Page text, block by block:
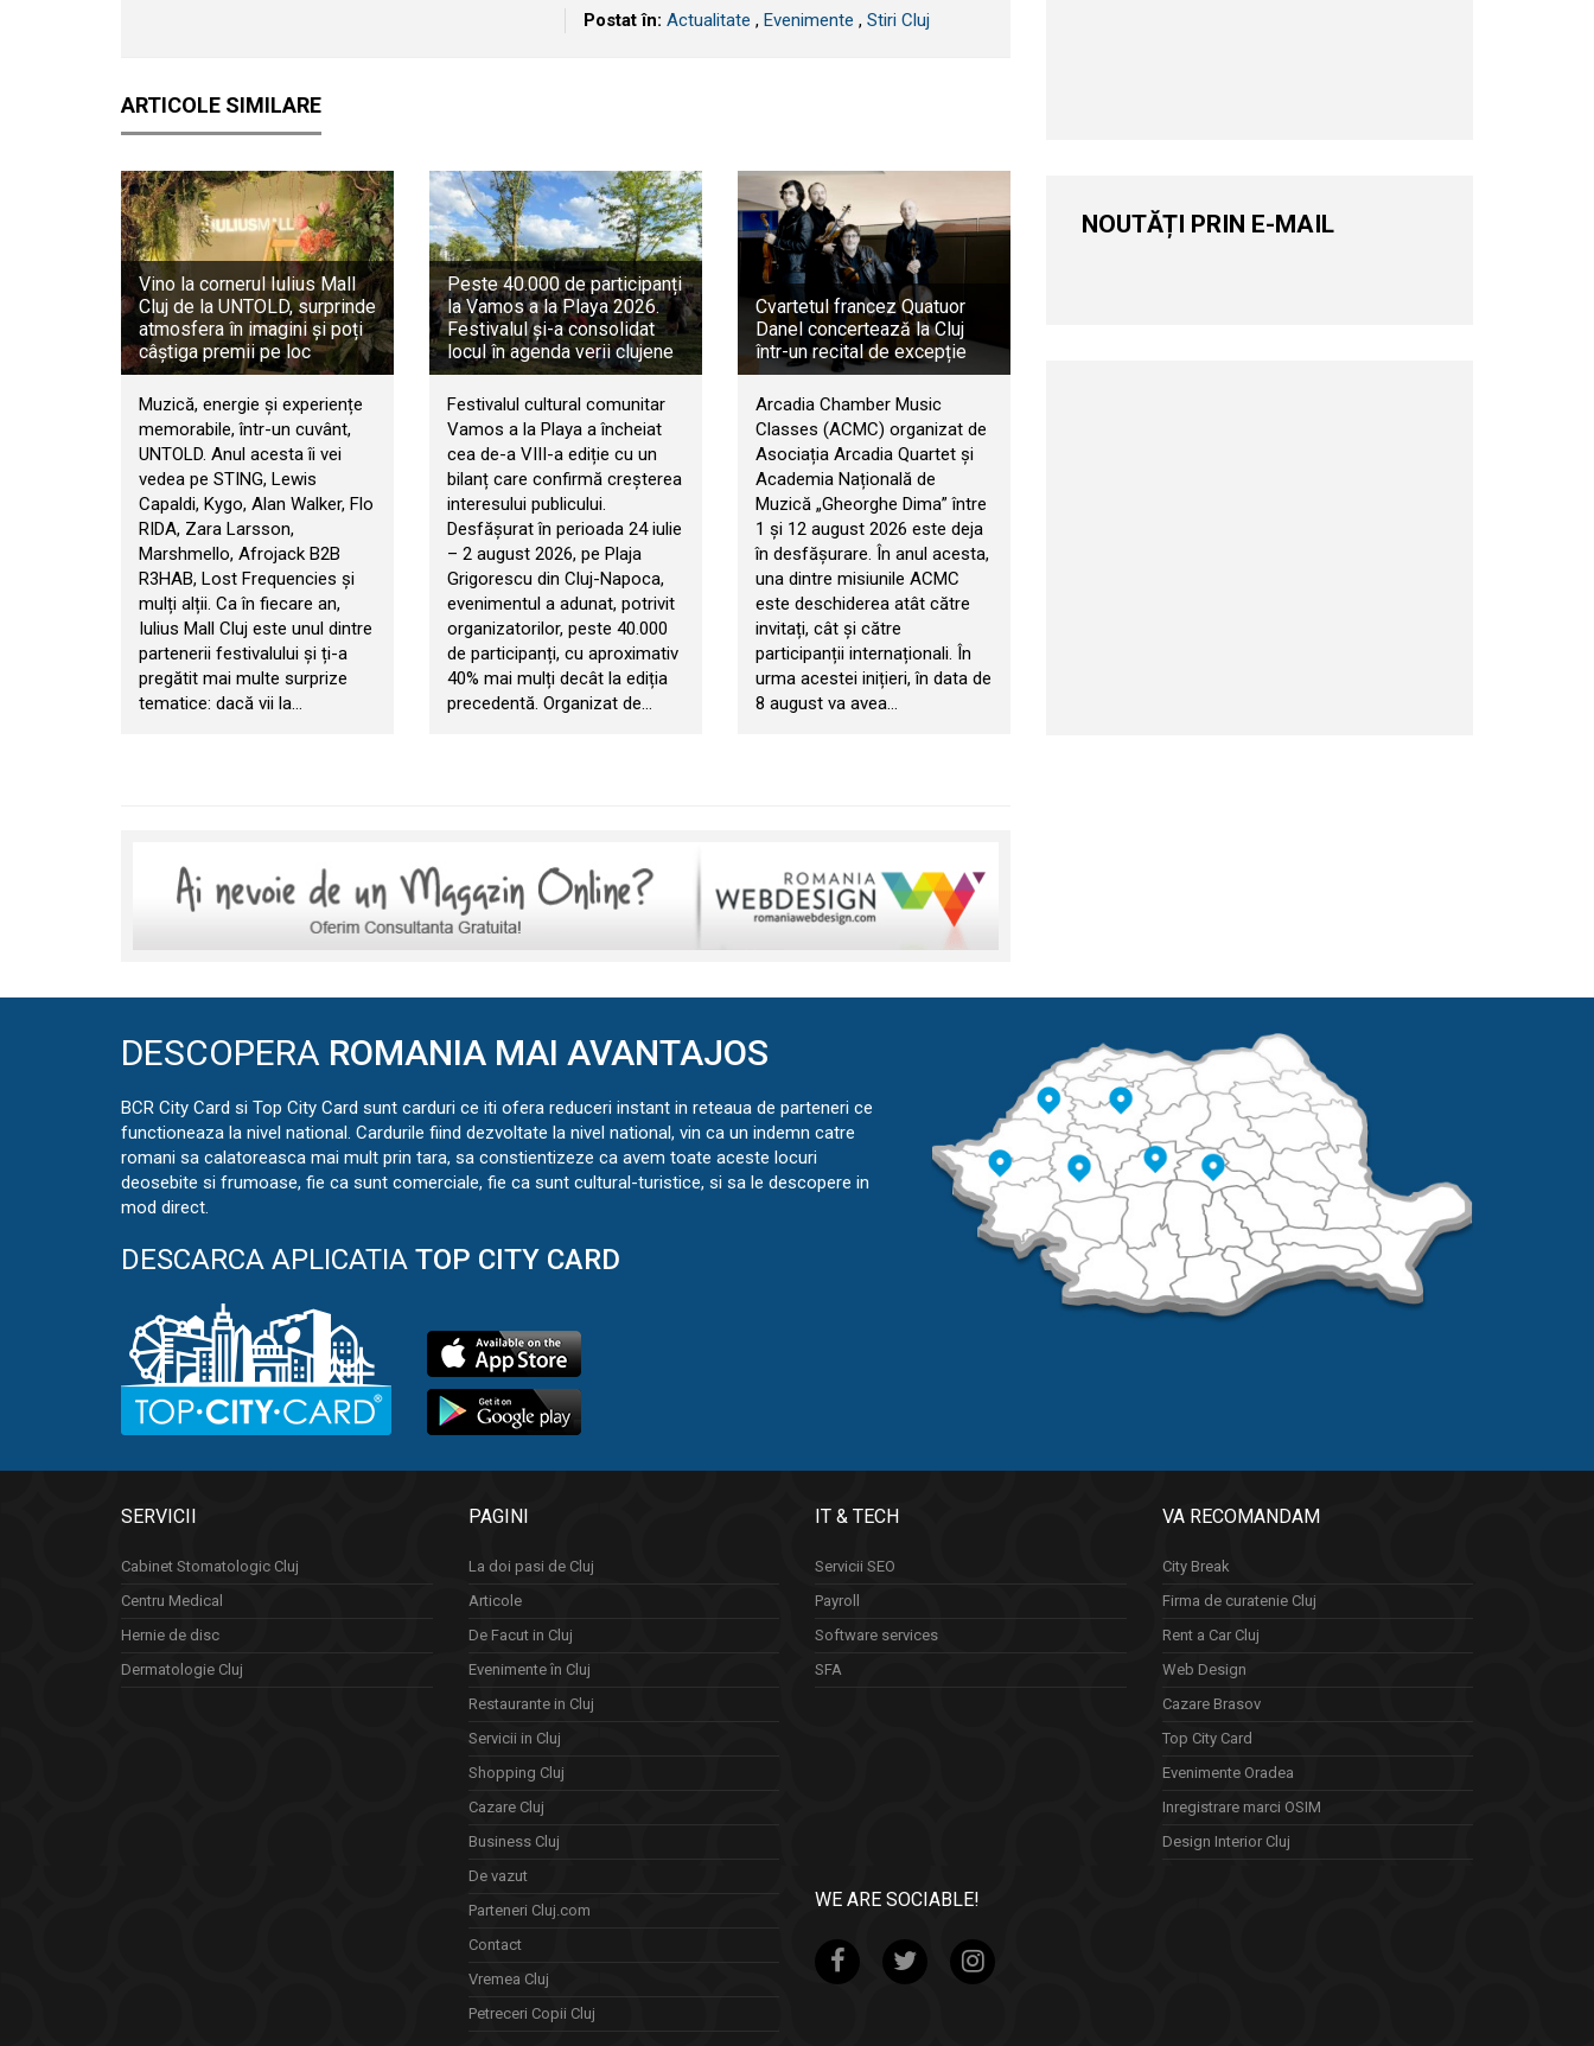
Postat în: Actualitate , Evenimente , Stiri Cluj
ARTICOLE SIMILARE
Vino la cornerul Iulius Mall
Cluj de la UNTOLD, surprinde
atmosfera în imagini și poți
câștiga premii pe loc
Muzică, energie și experiențe
memorabile, într-un cuvânt,
UNTOLD. Anul acesta îi vei
vedea pe STING, Lewis
Capaldi, Kygo, Alan Walker, Flo
RIDA, Zara Larsson,
Marshmello, Afrojack B2B
R3HAB, Lost Frequencies și
mulți alții. Ca în fiecare an,
Iulius Mall Cluj este unul dintre
partenerii festivalului și ți-a
pregătit mai multe surprize
tematice: dacă vii la…
Peste 40.000 de participanți
la Vamos a la Playa 2026.
Festivalul și-a consolidat
locul în agenda verii clujene
Festivalul cultural comunitar
Vamos a la Playa a încheiat
cea de-a VIII-a ediție cu un
bilanț care confirmă creșterea
interesului publicului.
Desfășurat în perioada 24 iulie
– 2 august 2026, pe Plaja
Grigorescu din Cluj-Napoca,
evenimentul a adunat, potrivit
organizatorilor, peste 40.000
de participanți, cu aproximativ
40% mai mulți decât la ediția
precedentă. Organizat de…
Cvartetul francez Quatuor
Danel concertează la Cluj
într-un recital de excepție
Arcadia Chamber Music
Classes (ACMC) organizat de
Asociația Arcadia Quartet și
Academia Națională de
Muzică „Gheorghe Dima” între
1 și 12 august 2026 este deja
în desfășurare. În anul acesta,
una dintre misiunile ACMC
este deschiderea atât către
invitați, cât și către
participanții internaționali. În
urma acestei inițieri, în data de
8 august va avea…
NOUTĂȚI PRIN E-MAIL
DESCOPERA ROMANIA MAI AVANTAJOS
BCR City Card si Top City Card sunt carduri ce iti ofera reduceri instant in reteaua de parteneri ce
functioneaza la nivel national. Cardurile fiind dezvoltate la nivel national, vin ca un indemn catre
romani sa calatoreasca mai mult prin tara, sa constientizeze ca avem toate aceste locuri
deosebite si frumoase, fie ca sunt comerciale, fie ca sunt cultural-turistice, si sa le descopere in
mod direct.
DESCARCA APLICATIA TOP CITY CARD
SERVICII
Cabinet Stomatologic Cluj
Centru Medical
Hernie de disc
Dermatologie Cluj
PAGINI
La doi pasi de Cluj
Articole
De Facut in Cluj
Evenimente în Cluj
Restaurante in Cluj
Servicii in Cluj
Shopping Cluj
Cazare Cluj
Business Cluj
De vazut
Parteneri Cluj.com
Contact
Vremea Cluj
Petreceri Copii Cluj
IT & TECH
Servicii SEO
Payroll
Software services
SFA
VA RECOMANDAM
City Break
Firma de curatenie Cluj
Rent a Car Cluj
Web Design
Cazare Brasov
Top City Card
Evenimente Oradea
Inregistrare marci OSIM
Design Interior Cluj
WE ARE SOCIABLE!